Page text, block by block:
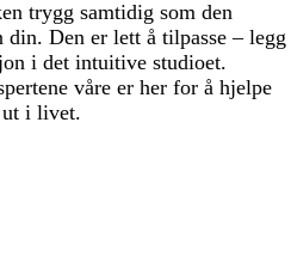
trygg samtidig som den
Den er lett å tilpasse – legg
i det intuitive studioet.
våre er her for å hjelpe
ut i livet.